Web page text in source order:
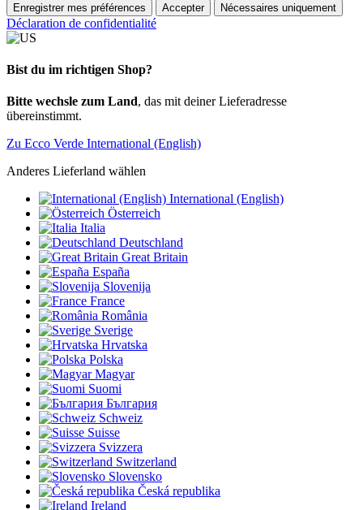
Enregistrer mes préférences Accepter Nécessaires uniquement
Déclaration de confidentialité
Bist du im richtigen Shop?
Bitte wechsle zum Land, das mit deiner Lieferadresse
übereinstimmt.
Zu Ecco Verde International (English)
Anderes Lieferland wählen
International (English)
Österreich
Italia
Deutschland
Great Britain
España
Slovenija
France
România
Sverige
Hrvatska
Polska
Magyar
Suomi
България
Schweiz
Suisse
Svizzera
Switzerland
Slovensko
Česká republika
Ireland